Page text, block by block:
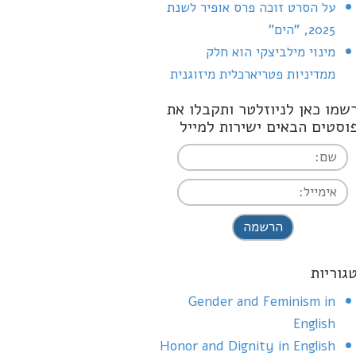
על הסרט זוכה פרס אופיר לשנת
2025, "הים"
מינוי מילביצקי הוא חלק
ממדיניות פטריארכלית מיזוגנית
כאן לניוזלטר ותקבלו את
הבאים ישירות למייל
I agree terms and
Gender and Feminism in
English
Honor and Dignity in English